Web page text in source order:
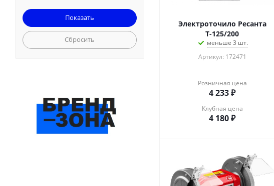
Электроточило Ресанта
Т-125/200
меньше 3 шт.
Артикул: 172471
Розничная цена
4 233₽
Клубная цена
4 180₽
Ставр
Сбросить